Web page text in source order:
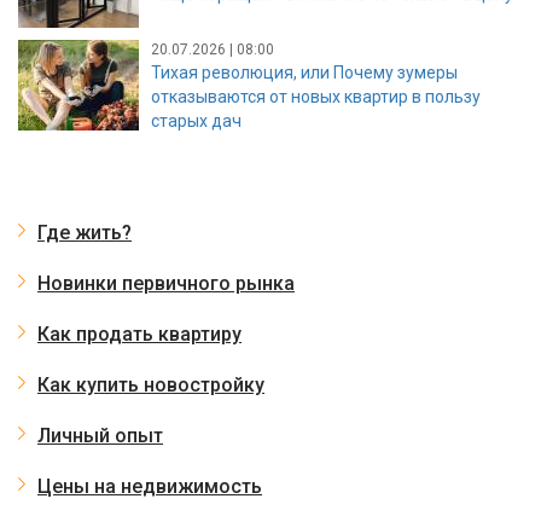
20.07.2026 | 08:00
Тихая революция, или Почему зумеры
отказываются от новых квартир в пользу
старых дач
Где жить?
Новинки первичного рынка
Как продать квартиру
Как купить новостройку
Личный опыт
Цены на недвижимость